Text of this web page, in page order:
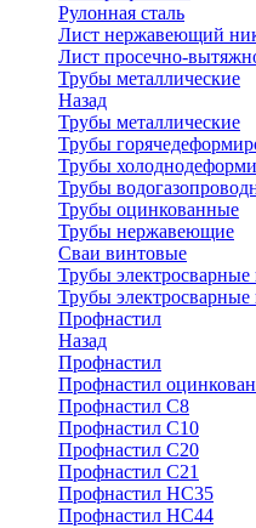
Рулонная сталь
Лист нержавеющий
Лист просечно-
Трубы металлические
Назад
Трубы металлические
Трубы
Трубы
Трубы
Трубы оцинкованные
Трубы нержавеющие
Сваи винтовые
Трубы электросварные
Трубы электросварные
Профнастил
Назад
Профнастил
Профнастил
Профнастил С8
Профнастил С10
Профнастил С20
Профнастил С21
Профнастил НС35
Профнастил НС44